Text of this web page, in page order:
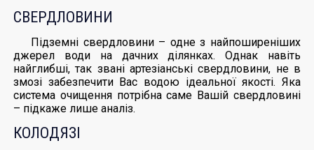
СВЕРДЛОВИНИ
Підземні свердловини – одне з найпоширеніших
джерел води на дачних ділянках. Однак навіть
найглибші, так звані артезіанські свердловини, не в
змозі забезпечити Вас водою ідеальної якості. Яка
система очищення потрібна саме Вашій свердловині
– підкаже лише аналіз.
КОЛОДЯЗІ